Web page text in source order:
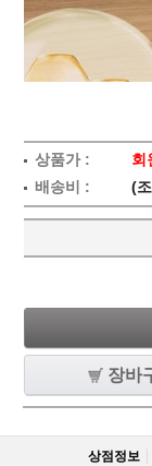
상품가 : 회
배송비 :
(
장바
상점정보